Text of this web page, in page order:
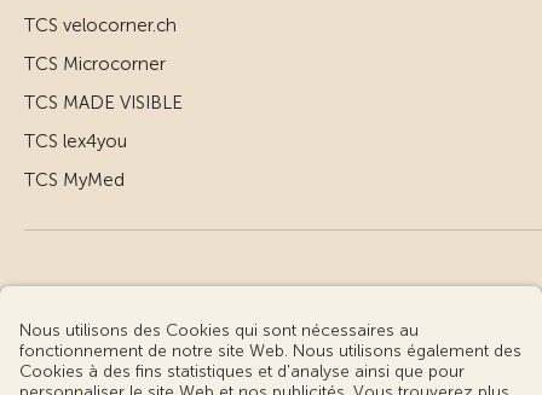
TCS velocorner.ch
TCS Microcorner
TCS MADE VISIBLE
TCS lex4you
TCS MyMed